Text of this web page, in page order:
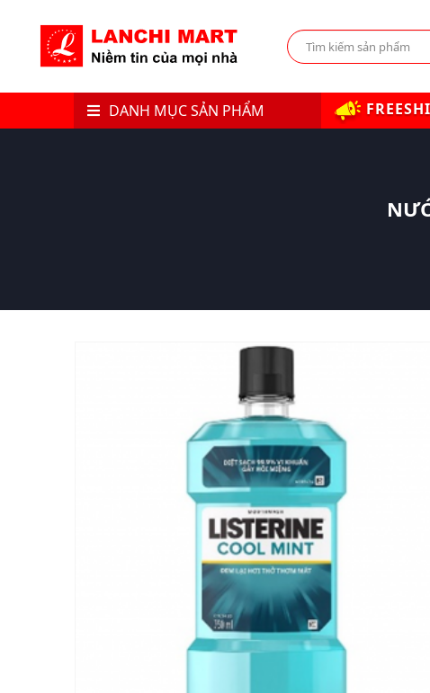
DANH MỤC SẢN PHẨM